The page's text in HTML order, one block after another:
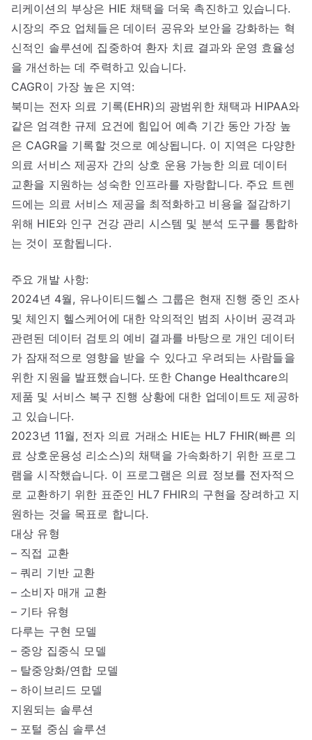
리케이션의 부상은 HIE 채택을 더욱 촉진하고 있습니다.
시장의 주요 업체들은 데이터 공유와 보안을 강화하는 혁
신적인 솔루션에 집중하여 환자 치료 결과와 운영 효율성
을 개선하는 데 주력하고 있습니다.
CAGR이 가장 높은 지역:
북미는 전자 의료 기록(EHR)의 광범위한 채택과 HIPAA와
같은 엄격한 규제 요건에 힘입어 예측 기간 동안 가장 높
은 CAGR을 기록할 것으로 예상됩니다. 이 지역은 다양한
의료 서비스 제공자 간의 상호 운용 가능한 의료 데이터
교환을 지원하는 성숙한 인프라를 자랑합니다. 주요 트렌
드에는 의료 서비스 제공을 최적화하고 비용을 절감하기
위해 HIE와 인구 건강 관리 시스템 및 분석 도구를 통합하
는 것이 포함됩니다.
주요 개발 사항:
2024년 4월, 유나이티드헬스 그룹은 현재 진행 중인 조사
및 체인지 헬스케어에 대한 악의적인 범죄 사이버 공격과
관련된 데이터 검토의 예비 결과를 바탕으로 개인 데이터
가 잠재적으로 영향을 받을 수 있다고 우려되는 사람들을
위한 지원을 발표했습니다. 또한 Change Healthcare의
제품 및 서비스 복구 진행 상황에 대한 업데이트도 제공하
고 있습니다.
2023년 11월, 전자 의료 거래소 HIE는 HL7 FHIR(빠른 의
료 상호운용성 리소스)의 채택을 가속화하기 위한 프로그
램을 시작했습니다. 이 프로그램은 의료 정보를 전자적으
로 교환하기 위한 표준인 HL7 FHIR의 구현을 장려하고 지
원하는 것을 목표로 합니다.
대상 유형
– 직접 교환
– 쿼리 기반 교환
– 소비자 매개 교환
– 기타 유형
다루는 구현 모델
– 중앙 집중식 모델
– 탈중앙화/연합 모델
– 하이브리드 모델
지원되는 솔루션
– 포털 중심 솔루션